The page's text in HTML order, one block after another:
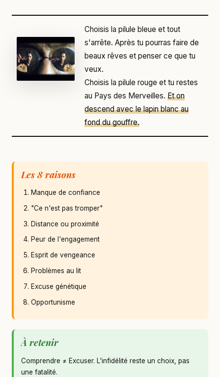
Choisis la pilule bleue et tout
s'arrête. Après tu pourras faire de
beaux rêves et penser ce que tu
veux.
Choisis la pilule rouge et tu restes
au Pays des Merveilles. Et on
descend avec le lapin blanc au
fond du gouffre.
Les 8 raisons
Manque de confiance
"Ce n'est pas tromper"
Distance ou proximité
Peur de l'engagement
Esprit de vengeance
Problèmes au lit
Excuse génétique
Opportunisme
À retenir
Comprendre ≠ Excuser. L'infidélité reste un choix, pas
une fatalité.